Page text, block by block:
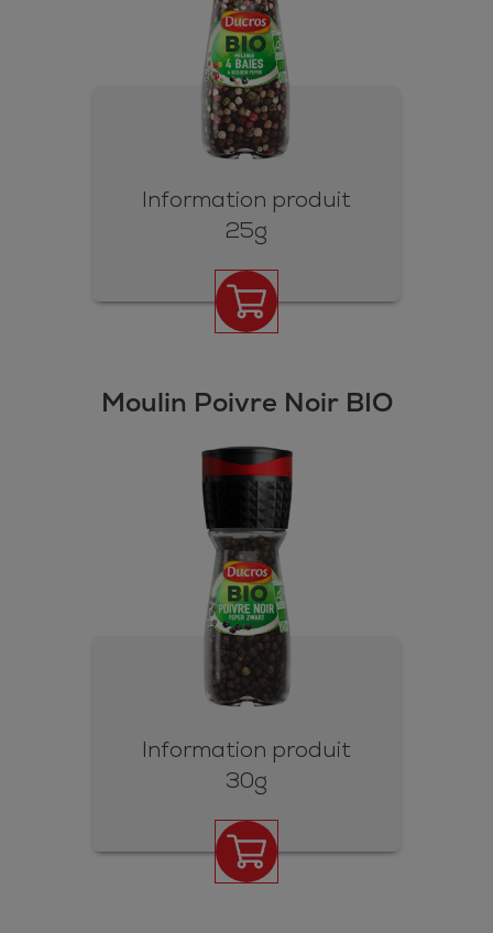
Information produit
25g
Moulin Poivre Noir BIO
Information produit
30g